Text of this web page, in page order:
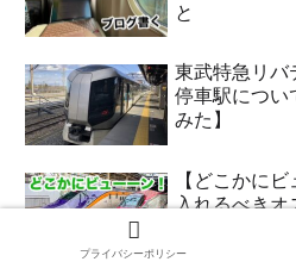
と
東武特急リバ
停車駅につい
みた】
【どこかに
入れるべきオ
プライバシーポリシー